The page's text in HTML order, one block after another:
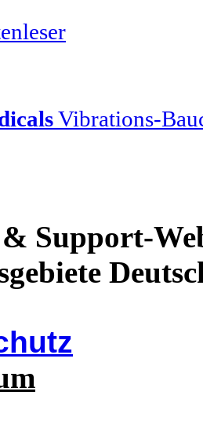
Vibrations-
& Support-